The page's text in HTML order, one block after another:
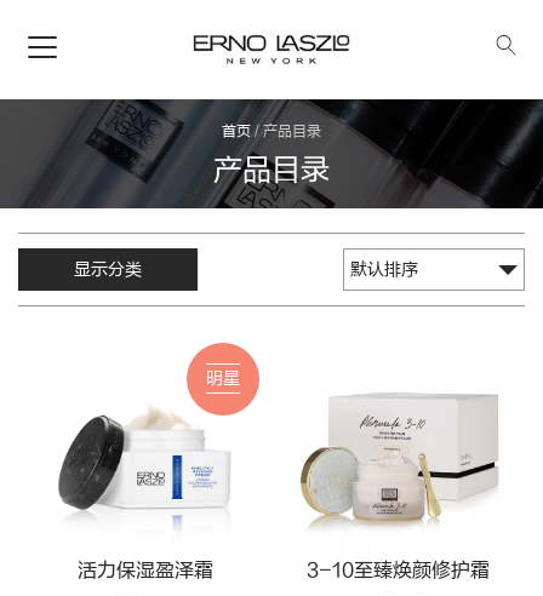
首页/ 产品目录
产品目录
显示分类
明星
活力保湿盈泽霜 3-10至臻焕颜修护霜